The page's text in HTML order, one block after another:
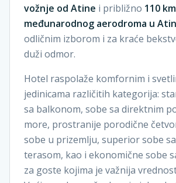
vožnje od Atine i približno 110
međunarodnog aerodroma u
odličnim izborom i za kraće
duži odmor.
Hotel raspolaže komfornim i
jedinicama različitih kategorija:
sa balkonom, sobe sa direktnim
more, prostranije porodične
sobe u prizemlju, superior sobe
terasom, kao i ekonomične sobe
za goste kojima je važnija